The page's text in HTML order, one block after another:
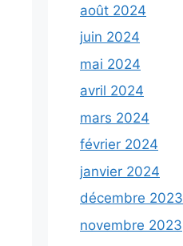
août 2024
juin 2024
mai 2024
avril 2024
mars 2024
février 2024
janvier 2024
décembre 2023
novembre 2023